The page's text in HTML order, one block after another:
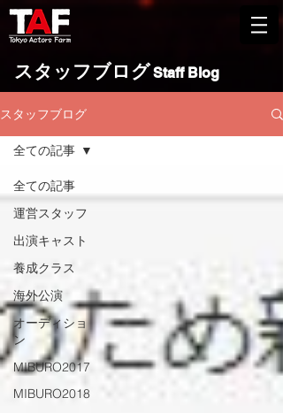
​スタッフブログStaff Blog
スタッフブログ
全ての記事
運営スタッフ
出演キャスト
養成クラス
海外公演
オーディショ
ン
MIBURO2017
MIBURO2018
全ての記事